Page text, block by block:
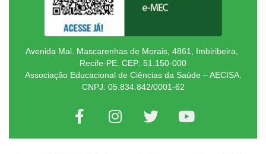
Avenida Mal. Mascarenhas de Morais, 4861, Imbiribeira,
Recife-PE. CEP: 51.150-000
Associação Educacional de Ciências da Saúde – AECISA.
CNPJ: 05.834.842/0001-62